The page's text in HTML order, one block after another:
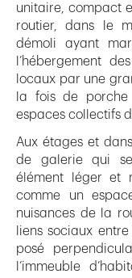
unitaire, compact
routier, dans le
démoli ayant
l’hébergement
locaux par une
la fois de porche
espaces collectifs
Aux étages et
de galerie qui
élément léger et
comme un
nuisances de la
liens sociaux
posé
l’immeuble